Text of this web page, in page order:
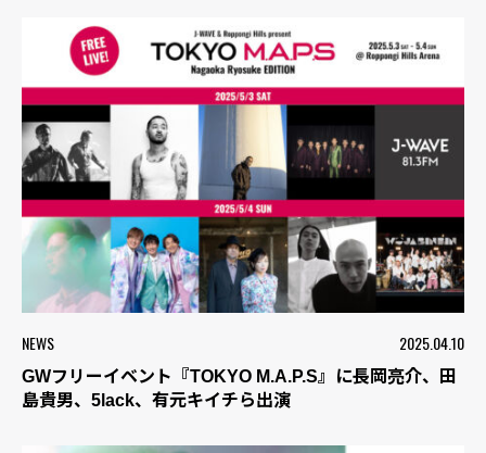
NEWS 2025.04.10
GWフリーイベント『TOKYO M.A.P.S』に長岡亮介、田
島貴男、5lack、有元キイチら出演